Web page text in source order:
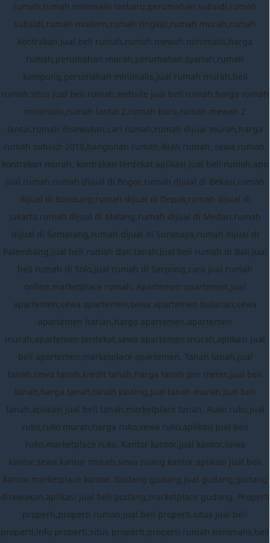
rumah,rumah minimalis terbaru,perumahan subsidi,rumah
subsidi,rumah modern,rumah tingkat,rumah murah,rumah
kontrakan,jual beli rumah,rumah mewah minimalis,harga
rumah,perumahan murah,perumahan syariah,rumah
kampung,perumahan minimalis,jual rumah murah,beli
rumah,situs jual beli rumah,website jual beli rumah,harga rumah
minimalis,rumah lantai 2,rumah baru,rumah mewah 2
lantai,rumah disewakan,cari rumah,rumah dijual murah,harga
rumah subsidi 2019,bangunan rumah,iklan rumah, sewa rumah,
kontrakan murah, kontrakan terdekat,aplikasi jual beli rumah,app
jual rumah,rumah dijual di Bogor,rumah dijual di Bekasi,rumah
dijual di Bandung,rumah dijual di Depok,rumah dijual di
Jakarta,rumah dijual di Malang,rumah dijual di Medan,rumah
dijual di Semarang,rumah dijual di Surabaya,rumah dijual di
Palembang,jual beli rumah dan tanah,jual beli rumah di Bali,jual
beli rumah di Solo,jual rumah di Serpong,cara jual rumah
online,marketplace rumah. Apartemen apartemen,jual
apartemen,sewa apartemen,sewa apartemen bulanan,sewa
apartemen harian,harga apartemen,apartemen
murah,apartemen terdekat,sewa apartemen murah,aplikasi jual
beli apartemen,marketplace apartemen. Tanah tanah,jual
tanah,sewa tanah,kredit tanah,harga tanah per meter,jual beli
tanah,harga tanah,tanah kavling,jual tanah murah,jual beli
tanah,aplikasi jual beli tanah,marketplace tanah. Ruko ruko,jual
ruko,ruko murah,harga ruko,sewa ruko,aplikasi jual beli
ruko,marketplace ruko. Kantor kantor,jual kantor,sewa
kantor,sewa kantor murah,sewa ruang kantor,aplikasi jual beli
kantor,marketplace kantor. Gudang gudang,jual gudang,gudang
disewakan,aplikasi jual beli gudang,marketplace gudang. Properti
properti,properti rumah,jual beli properti,situs jual beli
properti,info properti,situs properti,properti rumah minimalis,beli